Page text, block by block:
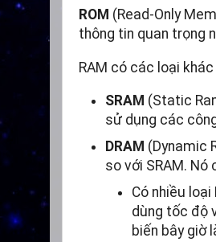
ROM (Read-Only
thông tin quan trọng
RAM có các loại
SRAM (Static
sử dụng các
DRAM (Dynamic
so với SRAM.
Có nhiều loại
dùng tốc độ
biến bây giờ